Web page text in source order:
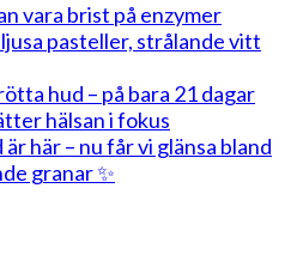
vara brist på enzymer
pasteller, strålande vitt
hud – på bara 21 dagar
hälsan i fokus
här – nu får vi glänsa bland
granar ✨